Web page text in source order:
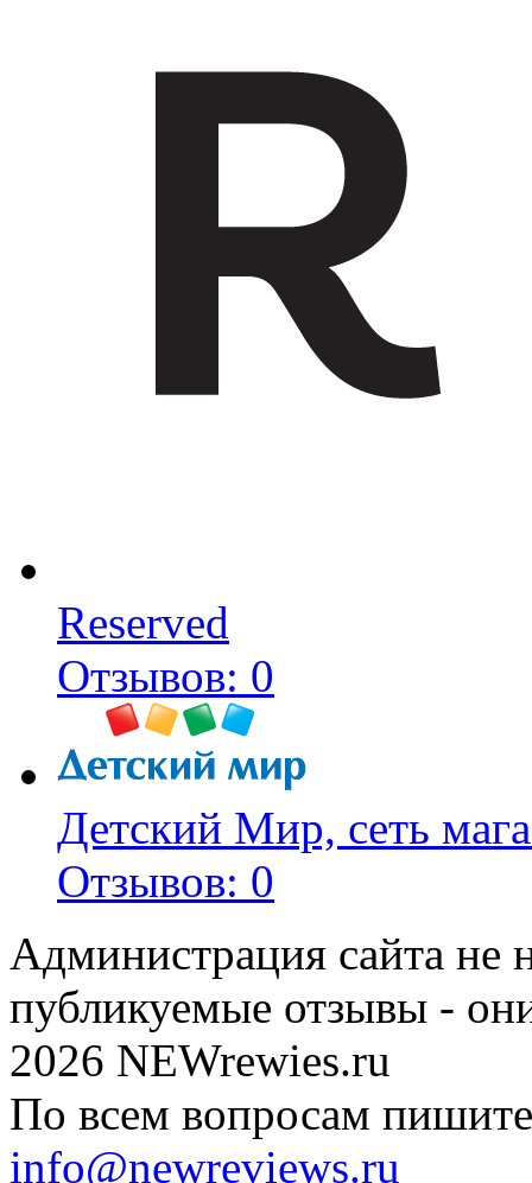
Reserved
Отзывов: 0
Детский Мир, сеть
Отзывов: 0
Администрация сайта не
публикуемые отзывы -
2026 NEWrewies.ru
По всем вопросам
info@newreviews.ru